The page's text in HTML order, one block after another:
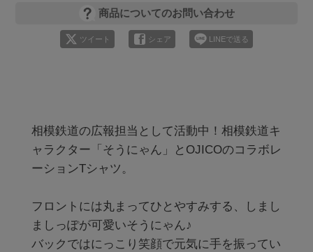
商品についてのお問い合わせ
ツイート シェア LINEで送る
相模鉄道の広報担当として活動中！相模鉄道キ
ャラクター「そうにゃん」とOJICOのコラボレ
ーションTシャツ。
フロントには丸まってひとやすみする、しまし
ましっぽが可愛いそうにゃん♪
バックではにっこり笑顔で元気に手を振ってい